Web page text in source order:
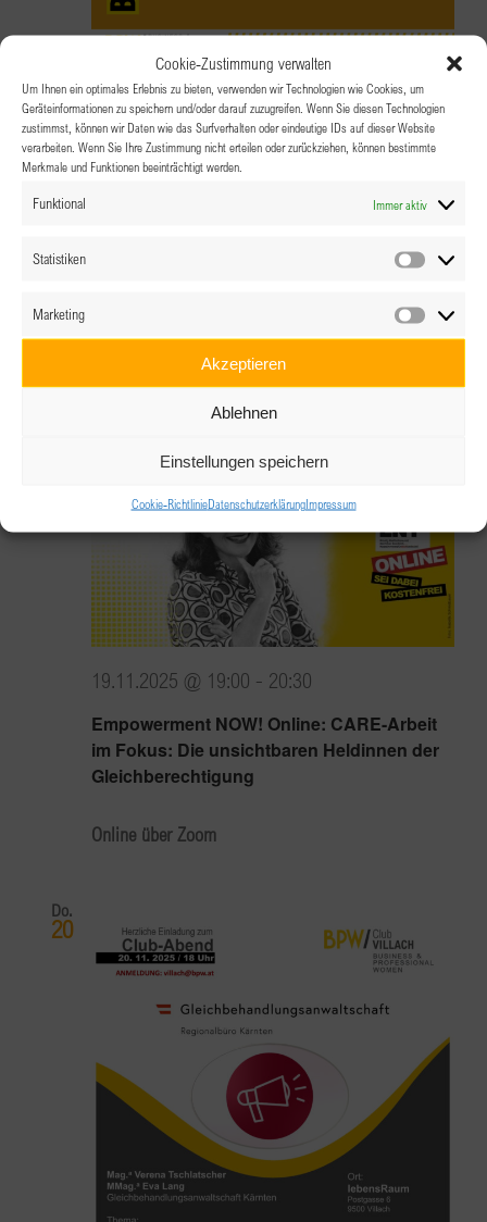
Cookie-Zustimmung verwalten
Um Ihnen ein optimales Erlebnis zu bieten, verwenden wir Technologien wie Cookies, um
Geräteinformationen zu speichern und/oder darauf zuzugreifen. Wenn Sie diesen Technologien
zustimmst, können wir Daten wie das Surfverhalten oder eindeutige IDs auf dieser Website
verarbeiten. Wenn Sie Ihre Zustimmung nicht erteilen oder zurückziehen, können bestimmte
Merkmale und Funktionen beeinträchtigt werden.
Funktional Immer aktiv
Statistiken
Marketing
Akzeptieren
Ablehnen
Einstellungen speichern
Cookie-RichtlinieDatenschutzerklärungImpressum
BPW Steyr Brunch!
15.11.2025 @ 0:00
Leonhardstrasse 8, Graz, Steiermark,
Empowerment NOW! Online: CARE-Arbeit
im Fokus: Die unsichtbaren Heldinnen der
Gleichberechtigung
19.11.2025 @ 19:00 - 20:30
Online über Zoom
Do.
20